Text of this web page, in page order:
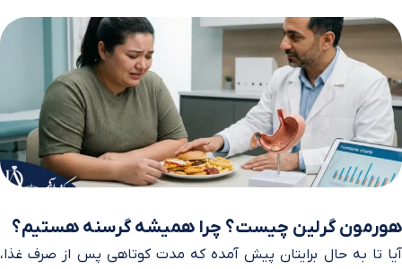
هورمون گرلین چیست؟ چرا همیشه گرسنه هستیم؟
آیا تا به حال برایتان پیش آمده که مدت کوتاهی پس از صرف غذا،